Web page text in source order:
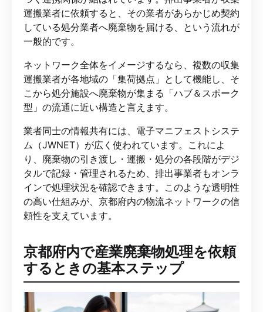
運搬業者に依頼すると、その業者があらかじめ契約
している処分業者へ廃棄物を届ける、という流れが
一般的です。
ネットワーク全体をイメージするなら、複数の収集
運搬業者が各地域の「集荷拠点」として機能し、そ
こから処分施設へ廃棄物が集まる「ハブ＆スポーク
型」の流通に近い構造と言えます。
業者同士の情報共有には、電子マニフェストシステ
ム（JWNET）が広く使われています。これによ
り、廃棄物の引き渡し・運搬・処分の各段階がデジ
タルで記録・管理されるため、排出事業者もオンラ
インで処理状況を確認できます。このような透明性
の高い仕組みが、京都府内の物流ネットワークの信
頼性を支えています。
京都府内で産業廃棄物処理を依頼
するときの基本ステップ